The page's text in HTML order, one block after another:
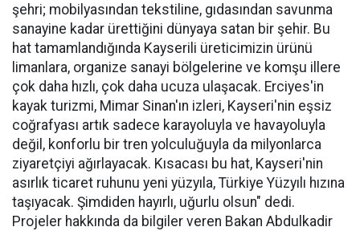
şehri; mobilyasından tekstiline, gıdasından savunma
sanayine kadar ürettiğini dünyaya satan bir şehir. Bu
hat tamamlandığında Kayserili üreticimizin ürünü
limanlara, organize sanayi bölgelerine ve komşu illere
çok daha hızlı, çok daha ucuza ulaşacak. Erciyes'in
kayak turizmi, Mimar Sinan'ın izleri, Kayseri'nin eşsiz
coğrafyası artık sadece karayoluyla ve havayoluyla
değil, konforlu bir tren yolculuğuyla da milyonlarca
ziyaretçiyi ağırlayacak. Kısacası bu hat, Kayseri'nin
asırlık ticaret ruhunu yeni yüzyıla, Türkiye Yüzyılı hızına
taşıyacak. Şimdiden hayırlı, uğurlu olsun" dedi.
Projeler hakkında da bilgiler veren Bakan Abdulkadir